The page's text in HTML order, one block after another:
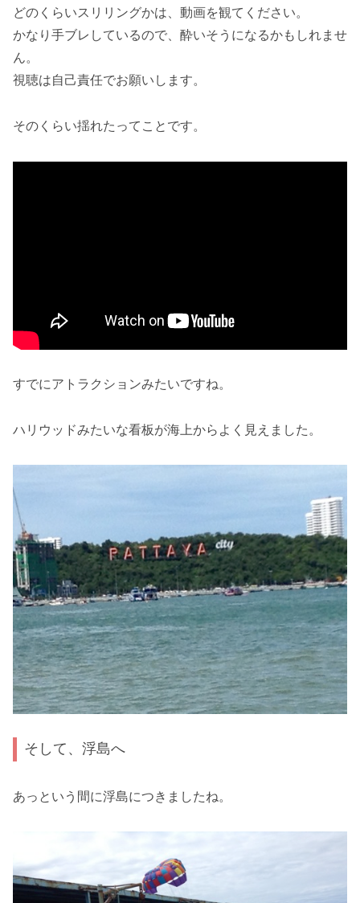
どのくらいスリリングかは、動画を観てください。
かなり手ブレしているので、酔いそうになるかもしれませ
ん。
視聴は自己責任でお願いします。
そのくらい揺れたってことです。
すでにアトラクションみたいですね。
ハリウッドみたいな看板が海上からよく見えました。
そして、浮島へ
あっという間に浮島につきましたね。